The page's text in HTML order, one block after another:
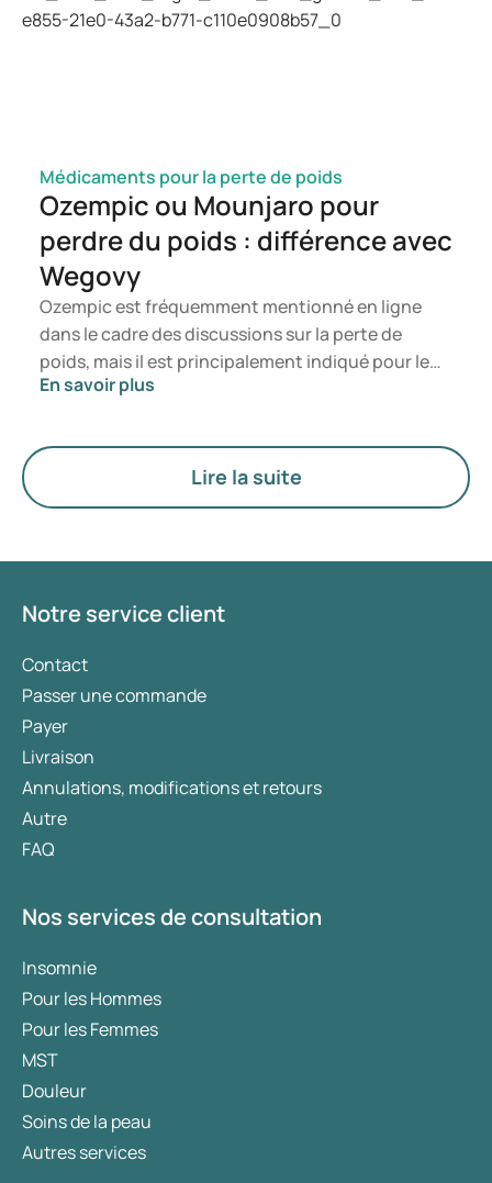
consulter un professionnel de la santé.
Médicaments pour la perte de poids
Ozempic ou Mounjaro pour
perdre du poids : différence avec
Wegovy
Ozempic est fréquemment mentionné en ligne
dans le cadre des discussions sur la perte de
poids, mais il est principalement indiqué pour le
traitement du diabète de type 2. Si vous
à la gestion du poids, des médicaments tels que
Mounjaro et Wegovy sont généralement
privilégiés. Le choix du traitement le plus
d’utilisation de médicaments.
En savoir plus
Lire la suite
Notre service client
Contact
Passer une commande
Payer
Livraison
Annulations, modifications et retours
Autre
FAQ
Nos services de consultation
Insomnie
Pour les Hommes
Pour les Femmes
MST
Douleur
Soins de la peau
Autres services